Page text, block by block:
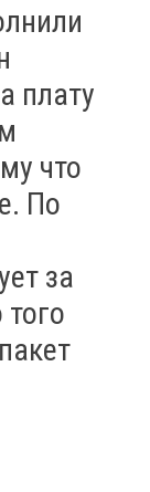
плату
что
По
за